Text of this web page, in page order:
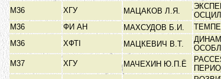
М36 ХГУ МАЦАКОВ Л.Я.
М36
ФИ АН МАХСУДОВ Б.И.
М36
ХФТІ МАЦКЕВИЧ В.Т.
М37 ХГУ МАЧЕХИН Ю.П.Ё